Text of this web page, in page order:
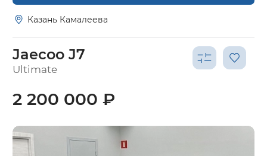
Казань Камалеева
Jaecoo J7
Ultimate
2 200 000 ₽